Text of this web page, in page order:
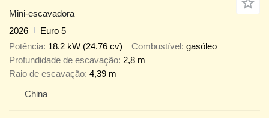
Mini-escavadora
2026
Euro 5
Potência 18.2 kW (24.76 cv) Combustível gasóleo
Profundidade de escavação 2,8 m
Raio de escavação 4,39 m
China